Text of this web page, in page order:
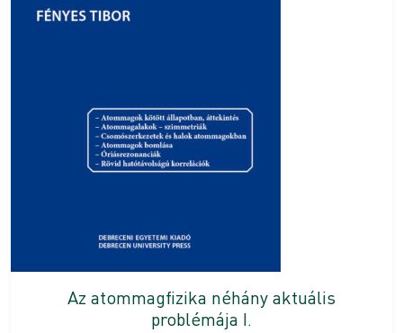
Az atommagfizika néhány aktuális
problémája I.